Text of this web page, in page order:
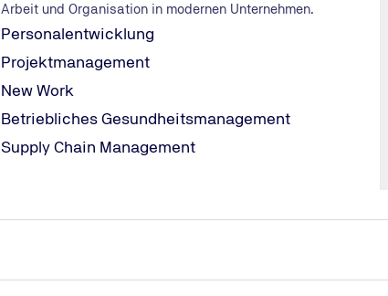
Arbeit und Organisation in modernen Unternehmen.
Personalentwicklung
Projektmanagement
New Work
Betriebliches Gesundheitsmanagement
Supply Chain Management